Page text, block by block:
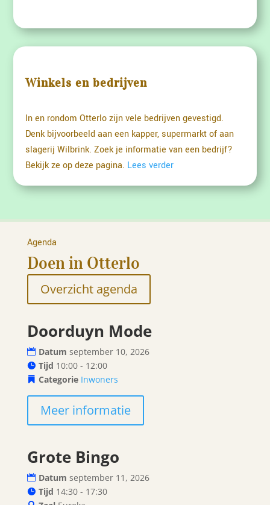
Winkels en bedrijven
In en rondom Otterlo zijn vele bedrijven gevestigd.
Denk bijvoorbeeld aan een kapper, supermarkt of aan
slagerij Wilbrink. Zoek je informatie van een bedrijf?
Bekijk ze op deze pagina. Lees verder
Agenda
Doen in Otterlo
Overzicht agenda
10
september
Doorduyn Mode
Datum september 10, 2026
Tijd 10:00 - 12:00
Categorie Inwoners
Meer informatie
11
september
Grote Bingo
Datum september 11, 2026
Tijd 14:30 - 17:30